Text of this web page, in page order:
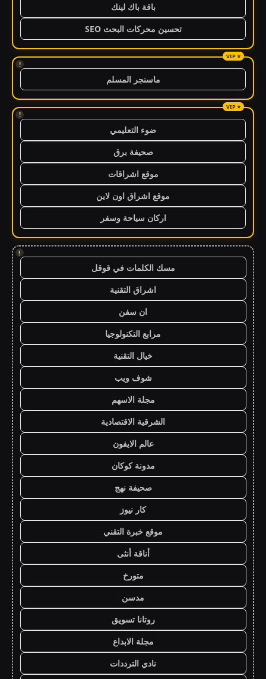
باقة باك لينك
تحسين محركات البحث SEO
!
ماسنجر المسلم
!
ضوء التعليمي
صحيفة برق
موقع اشراقات
موقع اشراق اون لاين
اركان سياحة وسفر
!
مسك الكلمات في قوقل
اشراق التقنية
ان سفن
مرابع التكنولوجيا
خيال التقنية
شوف ويب
مجلة الاسهم
الشرقية الاقتصادية
عالم الايفون
مدونة كوكان
صحيفة نهج
كار نيوز
موقع خبرة التقني
أناقة أنثى
متورخ
مدسن
روتانا تسويق
مجلة الابداع
نادي الترددات